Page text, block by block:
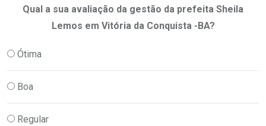
Qual a sua avaliação da gestão da prefeita Sheila
Lemos em Vitória da Conquista -BA?
Ótima
Boa
Regular